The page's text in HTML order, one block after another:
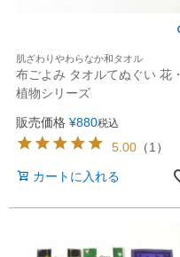
肌ざわりやわらなか和タオル
布ごよみ タオルてぬぐい 花・
植物シリーズ
販売価格 ¥880税込
5.00 （1 ）
カートに入れる